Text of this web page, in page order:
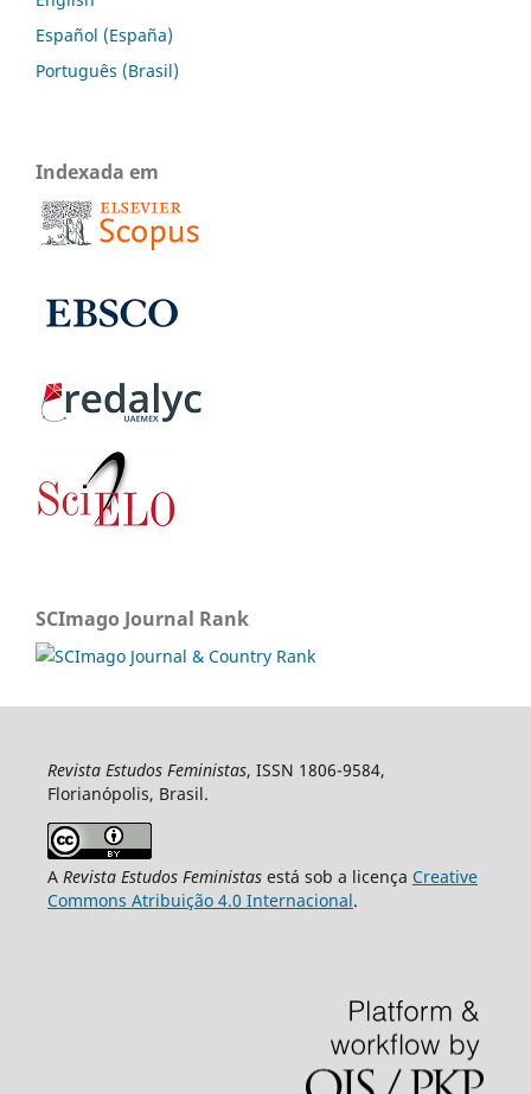
Español (España)
Português (Brasil)
Indexada em
SCImago Journal Rank
Revista Estudos Feministas, ISSN 1806-9584,
Florianópolis, Brasil.
A Revista Estudos Feministasestá sob a licença Creative
Commons Atribuição 4.0 Internacional.